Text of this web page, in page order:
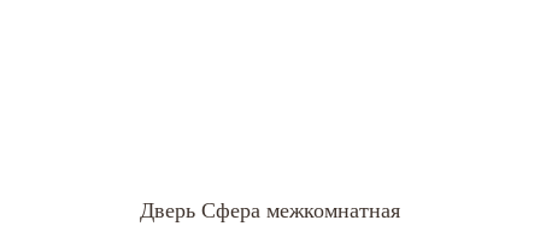
Дверь Сфера межкомнатная